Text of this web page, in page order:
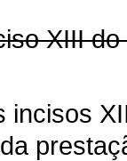
XIII
incisos